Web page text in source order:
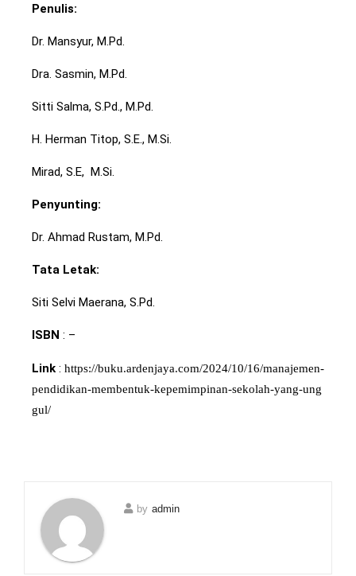
Penulis:
Dr. Mansyur, M.Pd.
Dra. Sasmin, M.Pd.
Sitti Salma, S.Pd., M.Pd.
H. Herman Titop, S.E., M.Si.
Mirad, S.E, M.Si.
Penyunting:
Dr. Ahmad Rustam, M.Pd.
Tata Letak:
Siti Selvi Maerana, S.Pd.
ISBN : –
Link : https://buku.ardenjaya.com/2024/10/16/manajemen-
pendidikan-membentuk-kepemimpinan-sekolah-yang-ung
gul/
by admin